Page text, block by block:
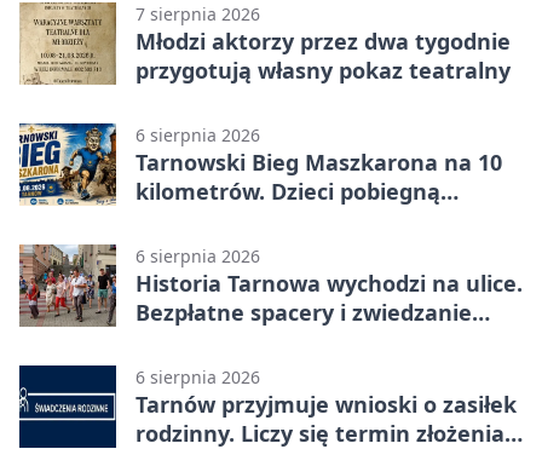
7 sierpnia 2026
Młodzi aktorzy przez dwa tygodnie
przygotują własny pokaz teatralny
6 sierpnia 2026
Tarnowski Bieg Maszkarona na 10
kilometrów. Dzieci pobiegną
6 sierpnia 2026
Historia Tarnowa wychodzi na ulice.
Bezpłatne spacery i zwiedzanie
6 sierpnia 2026
Tarnów przyjmuje wnioski o zasiłek
rodzinny. Liczy się termin złożenia